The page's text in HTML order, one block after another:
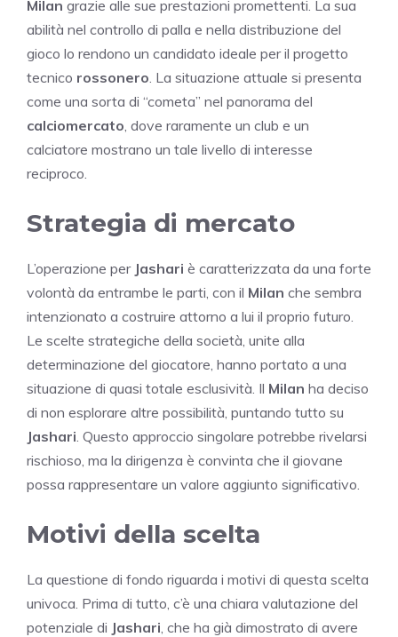
Milan grazie alle sue prestazioni promettenti. La sua
abilità nel controllo di palla e nella distribuzione del
gioco lo rendono un candidato ideale per il progetto
tecnico rossonero . La situazione attuale si presenta
come una sorta di “cometa” nel panorama del
calciomercato , dove raramente un club e un
calciatore mostrano un tale livello di interesse
reciproco.
Strategia di mercato
L’operazione per Jashari è caratterizzata da una forte
volontà da entrambe le parti, con il Milan che sembra
intenzionato a costruire attorno a lui il proprio futuro.
Le scelte strategiche della società, unite alla
determinazione del giocatore, hanno portato a una
situazione di quasi totale esclusività. Il Milan ha deciso
di non esplorare altre possibilità, puntando tutto su
Jashari . Questo approccio singolare potrebbe rivelarsi
rischioso, ma la dirigenza è convinta che il giovane
possa rappresentare un valore aggiunto significativo.
Motivi della scelta
La questione di fondo riguarda i motivi di questa scelta
univoca. Prima di tutto, c’è una chiara valutazione del
potenziale di Jashari , che ha già dimostrato di avere